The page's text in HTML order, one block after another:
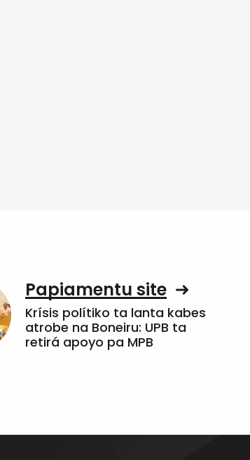
Papiamentu site
Krísis polítiko ta lanta kabes
atrobe na Boneiru: UPB ta
retirá apoyo pa MPB